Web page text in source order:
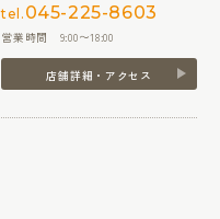
tel. 045-225-8603
営業時間 9:00〜18:00
店舗詳細・アクセス